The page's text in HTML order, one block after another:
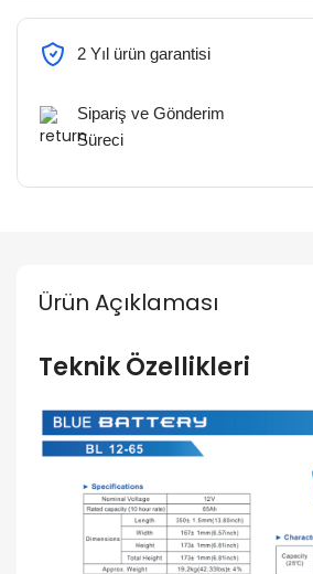
2 Yıl ürün garantisi
Sipariş ve Gönderim
Süreci
Ürün Açıklaması
Teknik Özellikleri